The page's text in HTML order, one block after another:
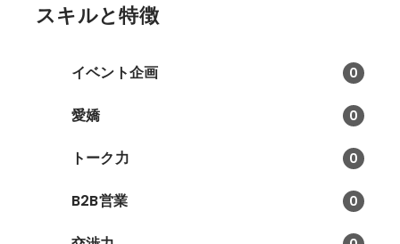
スキルと特徴
イベント企画 0
愛嬌 0
トーク力 0
B2B営業 0